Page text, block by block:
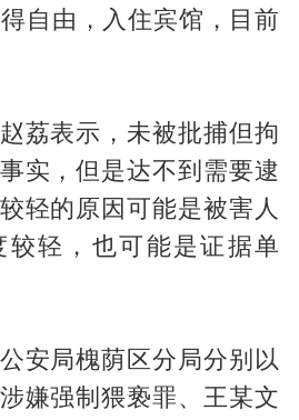
自由，入住宾馆，目前
荔表示，未被批捕但拘
实，但是达不到需要逮
轻的原因可能是被害人
较轻，也可能是证据单
安局槐荫区分局分别以
嫌强制猥亵罪、王某文